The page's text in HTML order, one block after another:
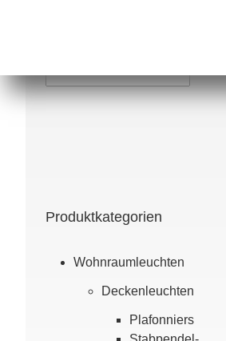
Produktkategorien
Wohn­raum­leuchten
Decken­leuchten
Plafonniers